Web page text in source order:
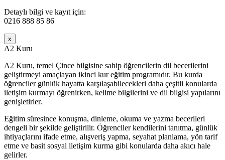
Detaylı bilgi ve kayıt için:
0216 888 85 86
x
A2 Kuru
A2 Kuru, temel Çince bilgisine sahip öğrencilerin dil becerilerini
geliştirmeyi amaçlayan ikinci kur eğitim programıdır. Bu kurda
öğrenciler günlük hayatta karşılaşabilecekleri daha çeşitli konularda
iletişim kurmayı öğrenirken, kelime bilgilerini ve dil bilgisi yapılarını
genişletirler.
Eğitim süresince konuşma, dinleme, okuma ve yazma becerileri
dengeli bir şekilde geliştirilir. Öğrenciler kendilerini tanıtma, günlük
ihtiyaçlarını ifade etme, alışveriş yapma, seyahat planlama, yön tarif
etme ve basit sosyal iletişim kurma gibi konularda daha akıcı hale
gelirler.